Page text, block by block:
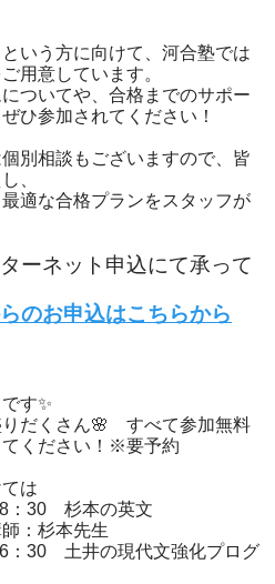
いう方に向けて、河合塾では
用意しています。
ついてや、合格までのサポー
ひ参加されてください！
別相談もございますので、皆
、
適な合格プランをスタッフが
ーネット申込にて承って
のお申込はこちらから
す✨
りだくさん🌸 すべて参加無料
ください！※要予約
は
：30 杉本の英文
先生
：30 土井の現代文強化プログ